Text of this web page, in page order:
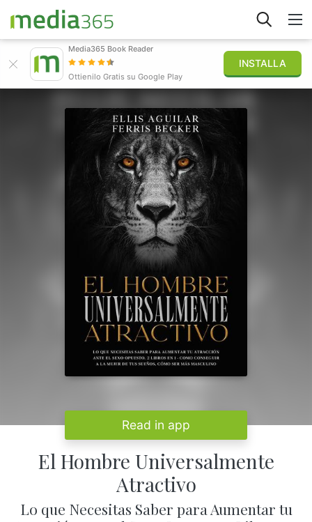
Accedi
Pubblica
Media365 Book Reader
Ottienilo Gratis su Google Play
INSTALLA
Read in app
El Hombre Universalmente
Atractivo
Lo que Necesitas Saber para Aumentar tu